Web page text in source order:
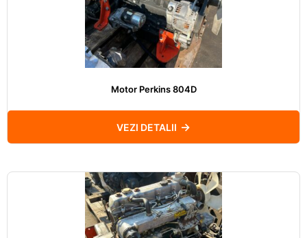
Motor Perkins 804D
VEZI DETALII